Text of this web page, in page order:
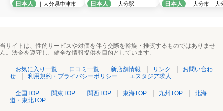
日本人 ｜大分県中津市 日本人 ｜大分駅 日本人 ｜大分市 大
当サイトは、性的サービスや対価を伴う交際を斡旋・推奨するものではありませ
ん。法令を遵守し、健全な情報提供を目的としています。
お気に入り一覧 口コミ一覧 新店舗情報 リンク
お問い合わ
せ
利用規約・プライバシーポリシー エスタジア求人
全国TOP 関東TOP 関西TOP 東海TOP 九州TOP
北海
道・東北TOP